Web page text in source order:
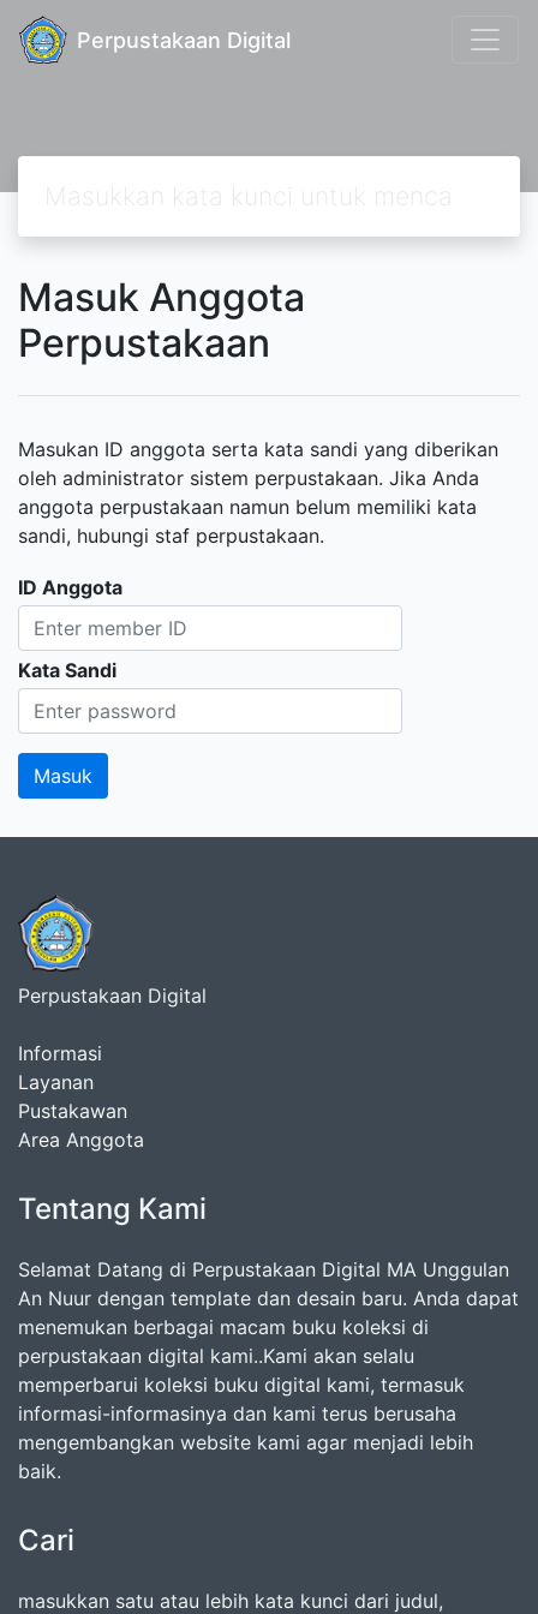
Perpustakaan Digital
Masuk Anggota
Perpustakaan
Masukan ID anggota serta kata sandi yang diberikan
oleh administrator sistem perpustakaan. Jika Anda
anggota perpustakaan namun belum memiliki kata
sandi, hubungi staf perpustakaan.
ID Anggota
Kata Sandi
Perpustakaan Digital
Informasi
Layanan
Pustakawan
Area Anggota
Tentang Kami
Selamat Datang di Perpustakaan Digital MA Unggulan
An Nuur dengan template dan desain baru. Anda dapat
menemukan berbagai macam buku koleksi di
perpustakaan digital kami..Kami akan selalu
memperbarui koleksi buku digital kami, termasuk
informasi-informasinya dan kami terus berusaha
mengembangkan website kami agar menjadi lebih
baik.
Cari
masukkan satu atau lebih kata kunci dari judul,